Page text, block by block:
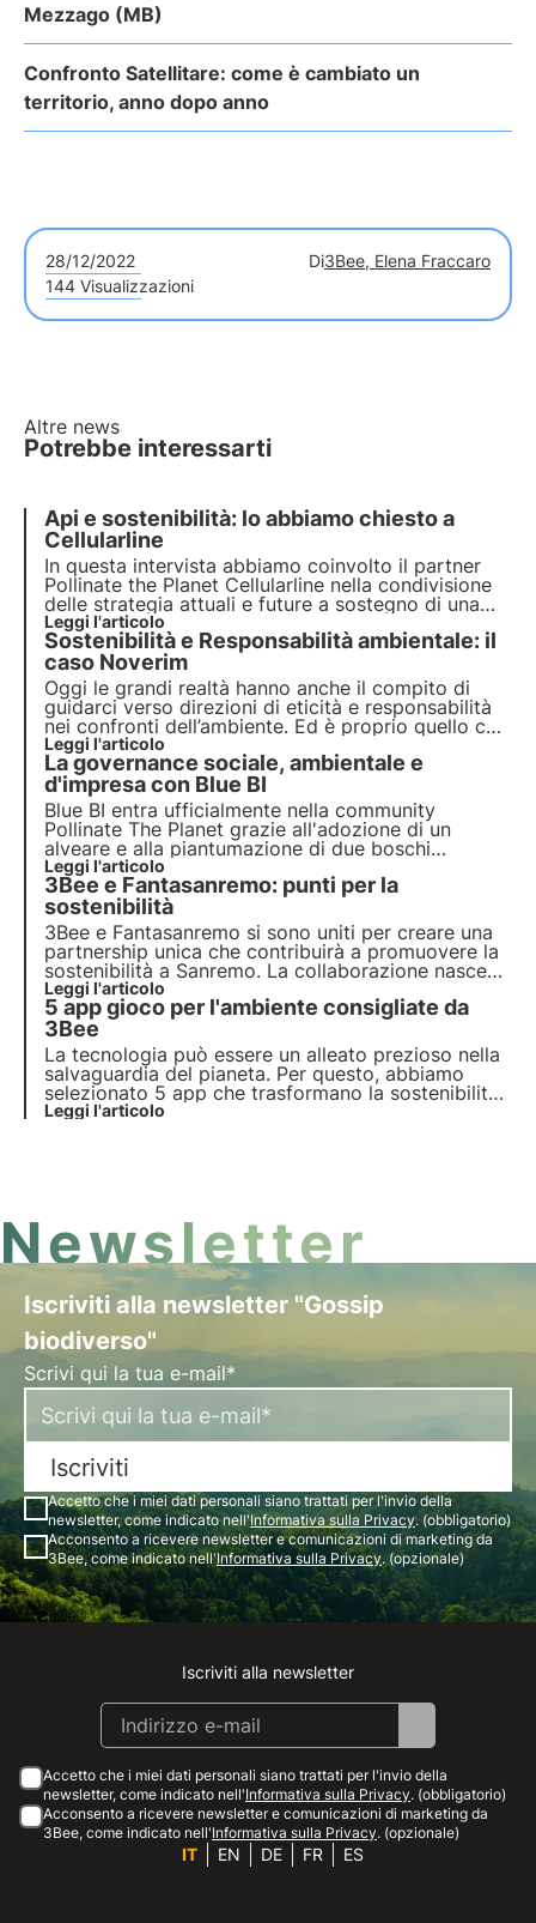
Mezzago (MB)
Confronto Satellitare: come è cambiato un
territorio, anno dopo anno
28/12/2022 Di3Bee, Elena Fraccaro
144 Visualizzazioni
Altre news
Potrebbe interessarti
Api e sostenibilità: lo abbiamo chiesto a
Cellularline
In questa intervista abbiamo coinvolto il partner
Pollinate the Planet Cellularline nella condivisione
delle strategia attuali e future a sostegno di una
transizione ecologica che li vede protagonisti fin
da ora a partire dal progetto per la protezione
della biodiversità realizzato con 3Bee dal 2021
Leggi l'articolo
Sostenibilità e Responsabilità ambientale: il
caso Noverim
Oggi le grandi realtà hanno anche il compito di
guidarci verso direzioni di eticità e responsabilità
nei confronti dell’ambiente. Ed è proprio quello che
ha fatto Noverim, aderendo al progetto Pollinate
the future di 3Bee.
Leggi l'articolo
La governance sociale, ambientale e
d'impresa con Blue BI
Blue BI entra ufficialmente nella community
Pollinate The Planet grazie all'adozione di un
alveare e alla piantumazione di due boschi
nettariferi composti da ben 200 alberi melliferi. Il
loro è un esempio concreto di sostenibilità
aziendale e rigenerazione della biodiversità.
Leggi l'articolo
3Bee e Fantasanremo: punti per la
sostenibilità
3Bee e Fantasanremo si sono uniti per creare una
partnership unica che contribuirà a promuovere la
sostenibilità a Sanremo. La collaborazione nasce
per analizzare e supportare i punti assegnati alle
vere azioni di sostenibilità ambientale. 3Bee sarà
l'occhio critico sulla sostenibilità.
Leggi l'articolo
5 app gioco per l'ambiente consigliate da
3Bee
La tecnologia può essere un alleato prezioso nella
salvaguardia del pianeta. Per questo, abbiamo
selezionato 5 app che trasformano la sostenibilità
ambientale in un'esperienza interattiva e
Leggi l'articolo
Newsletter
Iscriviti alla newsletter "Gossip
biodiverso"
Scrivi qui la tua e-mail*
Iscriviti
Accetto che i miei dati personali siano trattati per l'invio della
newsletter, come indicato nell'Informativa sulla Privacy. (obbligatorio)
Acconsento a ricevere newsletter e comunicazioni di marketing da
3Bee, come indicato nell'Informativa sulla Privacy. (opzionale)
Instagram
Facebook
Linkedin
Youtube
Iscriviti alla newsletter
Accetto che i miei dati personali siano trattati per l'invio della
newsletter, come indicato nell'Informativa sulla Privacy. (obbligatorio)
Acconsento a ricevere newsletter e comunicazioni di marketing da
3Bee, come indicato nell'Informativa sulla Privacy. (opzionale)
IT EN DE FR ES